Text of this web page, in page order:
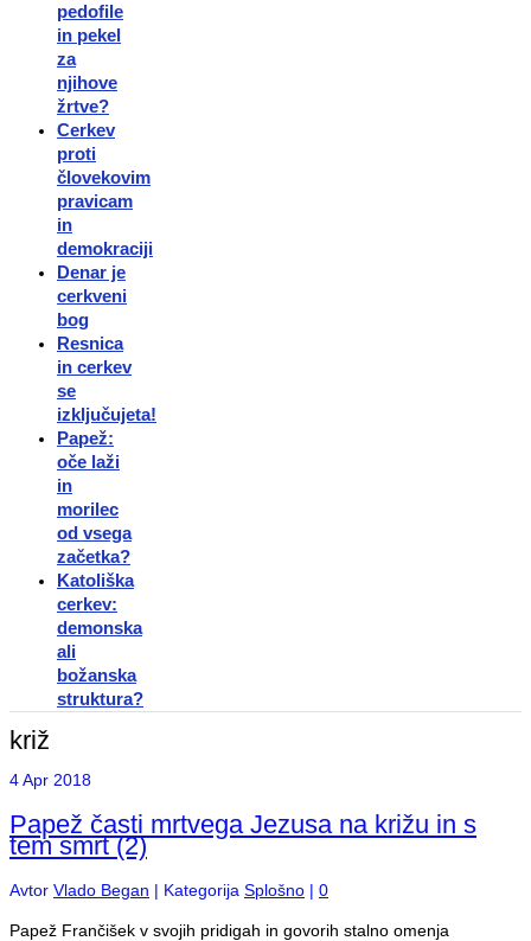
pedofile
in pekel
za
njihove
žrtve?
Cerkev
proti
človekovim
pravicam
in
demokraciji
Denar je
cerkveni
bog
Resnica
in cerkev
se
izključujeta!
Papež:
oče laži
in
morilec
od vsega
začetka?
Katoliška
cerkev:
demonska
ali
božanska
struktura?
križ
4Apr 2018
Papež časti mrtvega Jezusa na križu in s
tem smrt (2)
Avtor Vlado Began | Kategorija Splošno | 0
Papež Frančišek v svojih pridigah in govorih stalno omenja